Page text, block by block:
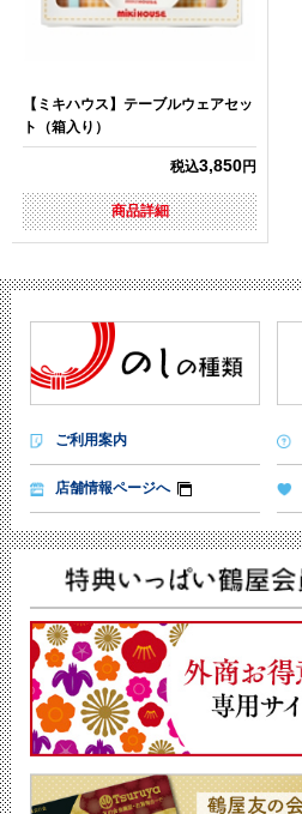
【ミキハウス】テーブルウェアセッ
ト（箱入り）
税込3,850円
商品詳細
ご利用案内
店舗情報ページへ